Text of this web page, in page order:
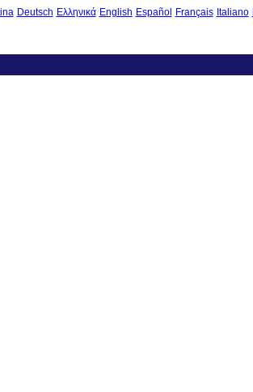
Deutsch Ελληνικά English Español Français Italiano